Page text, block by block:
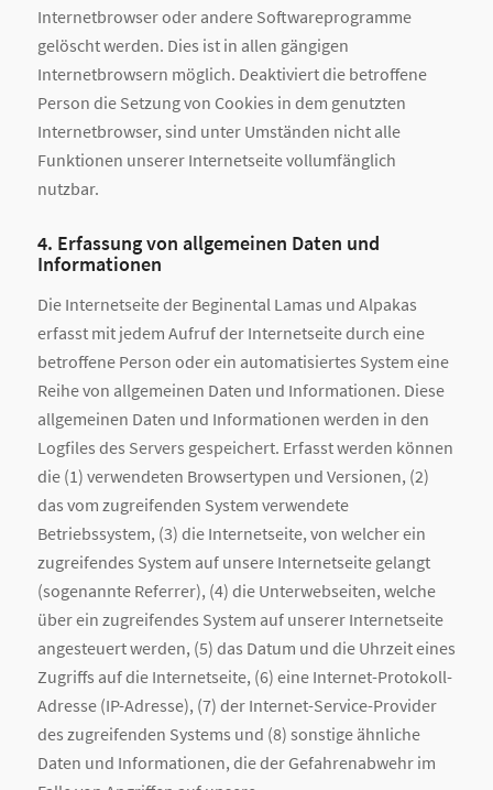
Internetbrowser oder andere Softwareprogramme
gelöscht werden. Dies ist in allen gängigen
Internetbrowsern möglich. Deaktiviert die betroffene
Person die Setzung von Cookies in dem genutzten
Internetbrowser, sind unter Umständen nicht alle
Funktionen unserer Internetseite vollumfänglich
nutzbar.
4. Erfassung von allgemeinen Daten und
Informationen
Die Internetseite der Beginental Lamas und Alpakas
erfasst mit jedem Aufruf der Internetseite durch eine
betroffene Person oder ein automatisiertes System eine
Reihe von allgemeinen Daten und Informationen. Diese
allgemeinen Daten und Informationen werden in den
Logfiles des Servers gespeichert. Erfasst werden können
die (1) verwendeten Browsertypen und Versionen, (2)
das vom zugreifenden System verwendete
Betriebssystem, (3) die Internetseite, von welcher ein
zugreifendes System auf unsere Internetseite gelangt
(sogenannte Referrer), (4) die Unterwebseiten, welche
über ein zugreifendes System auf unserer Internetseite
angesteuert werden, (5) das Datum und die Uhrzeit eines
Zugriffs auf die Internetseite, (6) eine Internet-Protokoll-
Adresse (IP-Adresse), (7) der Internet-Service-Provider
des zugreifenden Systems und (8) sonstige ähnliche
Daten und Informationen, die der Gefahrenabwehr im